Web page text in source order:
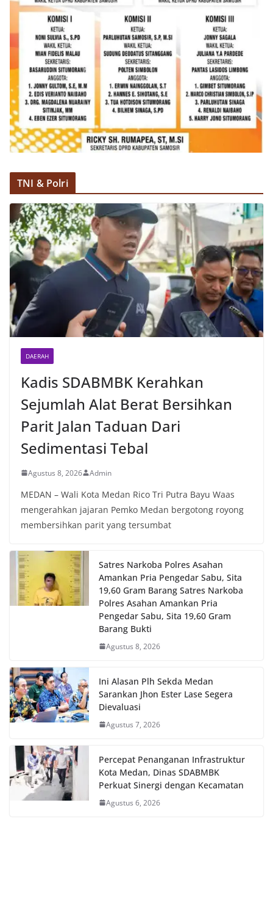
TNI & Polri
DAERAH
Kadis SDABMBK Kerahkan
Sejumlah Alat Berat Bersihkan
Parit Jalan Taduan Dari
Sedimentasi Tebal
Agustus 8, 2026 Admin
MEDAN – Wali Kota Medan Rico Tri Putra Bayu Waas
mengerahkan jajaran Pemko Medan bergotong royong
membersihkan parit yang tersumbat
Satres Narkoba Polres Asahan
Amankan Pria Pengedar Sabu, Sita
19,60 Gram Barang Satres Narkoba
Polres Asahan Amankan Pria
Pengedar Sabu, Sita 19,60 Gram
Barang Bukti
Agustus 8, 2026
Ini Alasan Plh Sekda Medan
Sarankan Jhon Ester Lase Segera
Dievaluasi
Agustus 7, 2026
Percepat Penanganan Infrastruktur
Kota Medan, Dinas SDABMBK
Perkuat Sinergi dengan Kecamatan
Agustus 6, 2026